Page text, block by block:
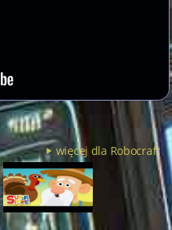
więcej dla Robocraft